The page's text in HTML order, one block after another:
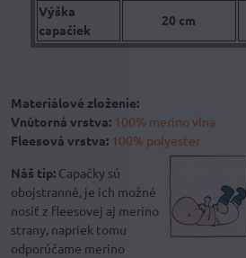
Výška
capačiek
20 cm
Materiálové zloženie:
Vnútorná vrstva: 100% merino vlna
Fleesová vrstva: 100% polyester
Náš tip: Capačky sú
obojstranné, je ich možné
nosiť z fleesovej aj merino
strany, napriek tomu
odporúčame merino